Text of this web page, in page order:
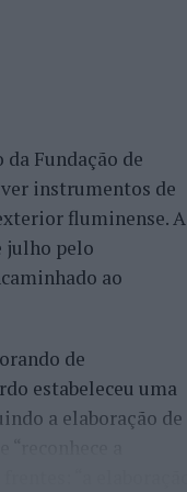
nacionais e
turístico”,
o
da Beira Interior
França, Israel e
Fundação de
instrumentos de
fluminense. A
julho pelo
ao
de
estabeleceu uma
a elaboração de